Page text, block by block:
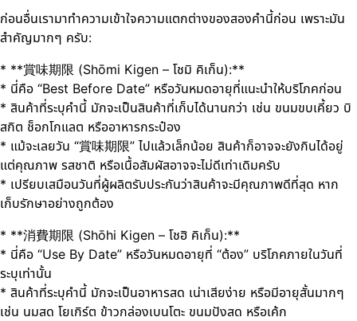
ก่อนอื่นเรามาทำความเข้าใจความแตกต่างของสองคำนี้ก่อน เพราะมัน
สำคัญมากๆ ครับ:
* **賞味期限 (Shōmi Kigen – โชมิ คิเก็น):**
* นี่คือ “Best Before Date” หรือวันหมดอายุที่แนะนำให้บริโภคก่อน
* สินค้าที่ระบุคำนี้ มักจะเป็นสินค้าที่เก็บได้นานกว่า เช่น ขนมขบเคี้ยว บิ
สกิต ช็อกโกแลต หรืออาหารกระป๋อง
* แม้จะเลยวัน “賞味期限” ไปแล้วเล็กน้อย สินค้าก็อาจจะยังกินได้อยู่
แต่คุณภาพ รสชาติ หรือเนื้อสัมผัสอาจจะไม่ดีเท่าเดิมครับ
* เปรียบเสมือนวันที่ผู้ผลิตรับประกันว่าสินค้าจะมีคุณภาพดีที่สุด หาก
เก็บรักษาอย่างถูกต้อง
* **消費期限 (Shōhi Kigen – โชฮิ คิเก็น):**
* นี่คือ “Use By Date” หรือวันหมดอายุที่ “ต้อง” บริโภคภายในวันที่
ระบุเท่านั้น
* สินค้าที่ระบุคำนี้ มักจะเป็นอาหารสด เน่าเสียง่าย หรือมีอายุสั้นมากๆ
เช่น นมสด โยเกิร์ต ข้าวกล่องเบนโตะ ขนมปังสด หรือเค้ก